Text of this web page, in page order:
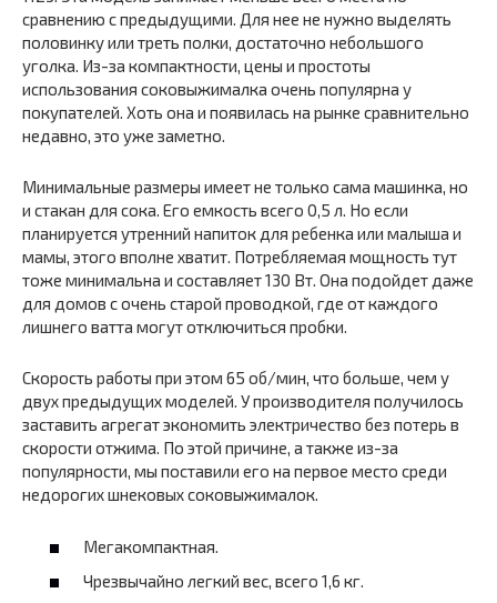
сравнению с предыдущими. Для нее не нужно выделять
половинку или треть полки, достаточно небольшого
уголка. Из-за компактности, цены и простоты
использования соковыжималка очень популярна у
покупателей. Хоть она и появилась на рынке сравнительно
недавно, это уже заметно.
Минимальные размеры имеет не только сама машинка, но
и стакан для сока. Его емкость всего 0,5 л. Но если
планируется утренний напиток для ребенка или малыша и
мамы, этого вполне хватит. Потребляемая мощность тут
тоже минимальна и составляет 130 Вт. Она подойдет даже
для домов с очень старой проводкой, где от каждого
лишнего ватта могут отключиться пробки.
Скорость работы при этом 65 об/мин, что больше, чем у
двух предыдущих моделей. У производителя получилось
заставить агрегат экономить электричество без потерь в
скорости отжима. По этой причине, а также из-за
популярности, мы поставили его на первое место среди
недорогих шнековых соковыжималок.
Мегакомпактная.
Чрезвычайно легкий вес, всего 1,6 кг.